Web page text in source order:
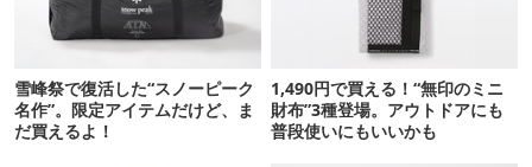
雪峰祭で復活した“スノーピーク
名作”。限定アイテムだけど、ま
だ買えるよ！
1,490円で買える！“無印のミニ
財布”3種登場。アウトドアにも
普段使いにもいいかも